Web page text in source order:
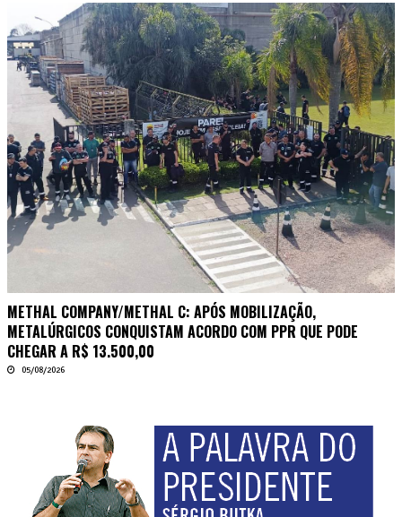
METHAL COMPANY/METHAL C: APÓS MOBILIZAÇÃO,
METALÚRGICOS CONQUISTAM ACORDO COM PPR QUE PODE
CHEGAR A R$ 13.500,00
05/08/2026